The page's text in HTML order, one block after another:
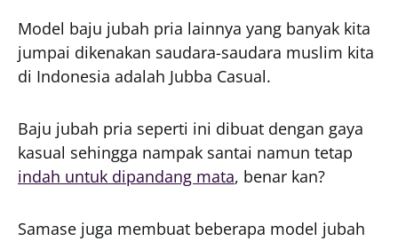
Model baju jubah pria lainnya yang banyak kita
jumpai dikenakan saudara-saudara muslim kita
di Indonesia adalah Jubba Casual.
Baju jubah pria seperti ini dibuat dengan gaya
kasual sehingga nampak santai namun tetap
indah untuk dipandang mata, benar kan?
Samase juga membuat beberapa model jubah